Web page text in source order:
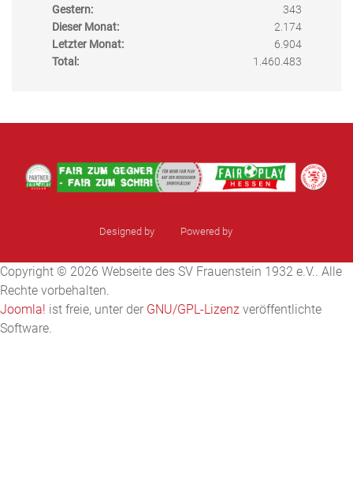
Gestern:
343
Dieser Monat:
2.174
Letzter Monat:
6.904
Total:
1.460.483
Designed by Powered by
Copyright © 2026 Webseite des SV Frauenstein 1932 e.V.. Alle
Rechte vorbehalten.
Joomla! ist freie, unter der GNU/GPL-Lizenz veröffentlichte
Software.